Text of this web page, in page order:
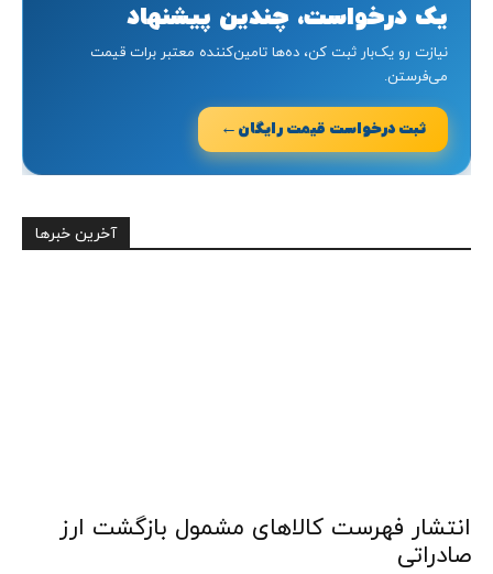
یک درخواست، چندین پیشنهاد
نیازت رو یک‌بار ثبت کن، ده‌ها تامین‌کننده معتبر برات قیمت
می‌فرستن.
ثبت درخواست قیمت رایگان ←
آخرین خبرها
انتشار فهرست کالاهای مشمول بازگشت ارز
صادراتی